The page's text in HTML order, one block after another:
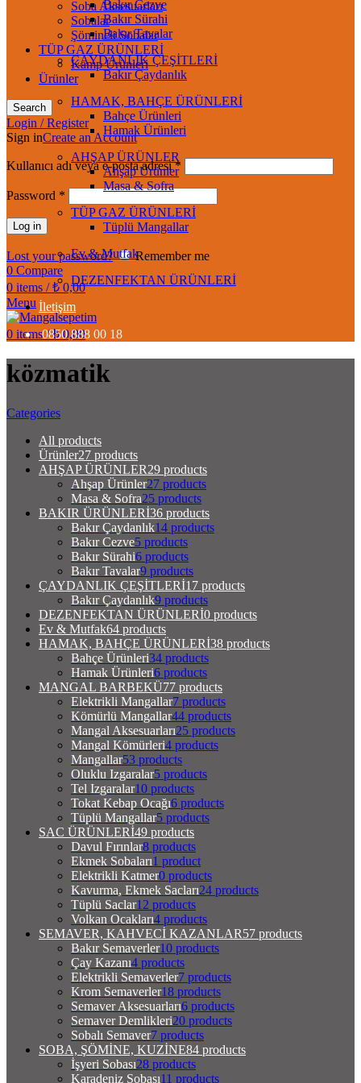
Soba Aksesuarları
Sobalar
Şömineli Sobalar
TÜP GAZ ÜRÜNLERİ
Kamp Ürünleri
Ürünler
Search
Login / Register
Sign inCreate an Account
Kullanıcı adı veya e-posta adresi*
Password *
Log in
Lost your password?
Remember me
0 Compare
0 items / ₺0,00
Menu
0 items / ₺0,00
Bakır Cezve
Bakır Sürahi
Bakır Tavalar
ÇAYDANLIK ÇEŞİTLERİ
Bakır Çaydanlık
HAMAK, BAHÇE ÜRÜNLERİ
Bahçe Ürünleri
Hamak Ürünleri
AHŞAP ÜRÜNLER
Ahşap Ürünler
Masa & Sofra
TÜP GAZ ÜRÜNLERİ
Tüplü Mangallar
Ev & Mutfak
DEZENFEKTAN ÜRÜNLERİ
İletişim
0850 888 00 18
közmatik
Categories
All products
Ürünler27 products
AHŞAP ÜRÜNLER29 products
Ahşap Ürünler27 products
Masa & Sofra25 products
BAKIR ÜRÜNLERİ36 products
Bakır Çaydanlık14 products
Bakır Cezve5 products
Bakır Sürahi6 products
Bakır Tavalar9 products
ÇAYDANLIK ÇEŞİTLERİ17 products
Bakır Çaydanlık9 products
DEZENFEKTAN ÜRÜNLERİ0 products
Ev & Mutfak64 products
HAMAK, BAHÇE ÜRÜNLERİ38 products
Bahçe Ürünleri34 products
Hamak Ürünleri6 products
MANGAL BARBEKÜ77 products
Elektrikli Mangallar7 products
Kömürlü Mangallar44 products
Mangal Aksesuarları25 products
Mangal Kömürleri4 products
Mangallar53 products
Oluklu Izgaralar5 products
Tel Izgaralar10 products
Tokat Kebap Ocağı6 products
Tüplü Mangallar5 products
SAC ÜRÜNLERİ49 products
Davul Fırınlar8 products
Ekmek Sobaları1 product
Elektrikli Katmer0 products
Kavurma, Ekmek Sacları24 products
Tüplü Saclar12 products
Volkan Ocakları4 products
SEMAVER, KAHVECİ KAZANLAR57 products
Bakır Semaverler10 products
Çay Kazanı4 products
Elektrikli Semaverler7 products
Krom Semaverler18 products
Semaver Aksesuarları6 products
Semaver Demlikleri20 products
Sobalı Semaver7 products
SOBA, ŞÖMİNE, KUZİNE84 products
İşyeri Sobası28 products
Karadeniz Sobası11 products